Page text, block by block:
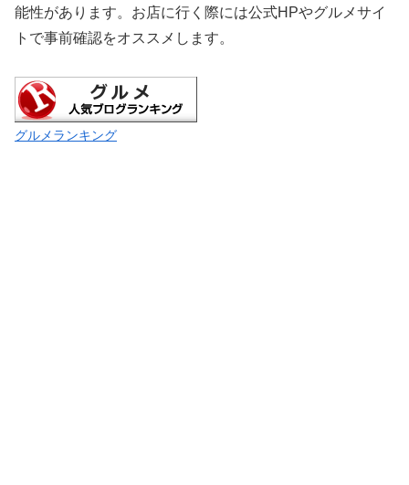
能性があります。お店に行く際には公式HPやグルメサイ
トで事前確認をオススメします。
グルメランキング